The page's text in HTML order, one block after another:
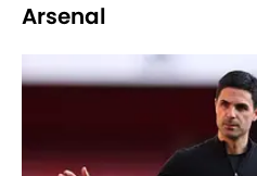
Arsenal